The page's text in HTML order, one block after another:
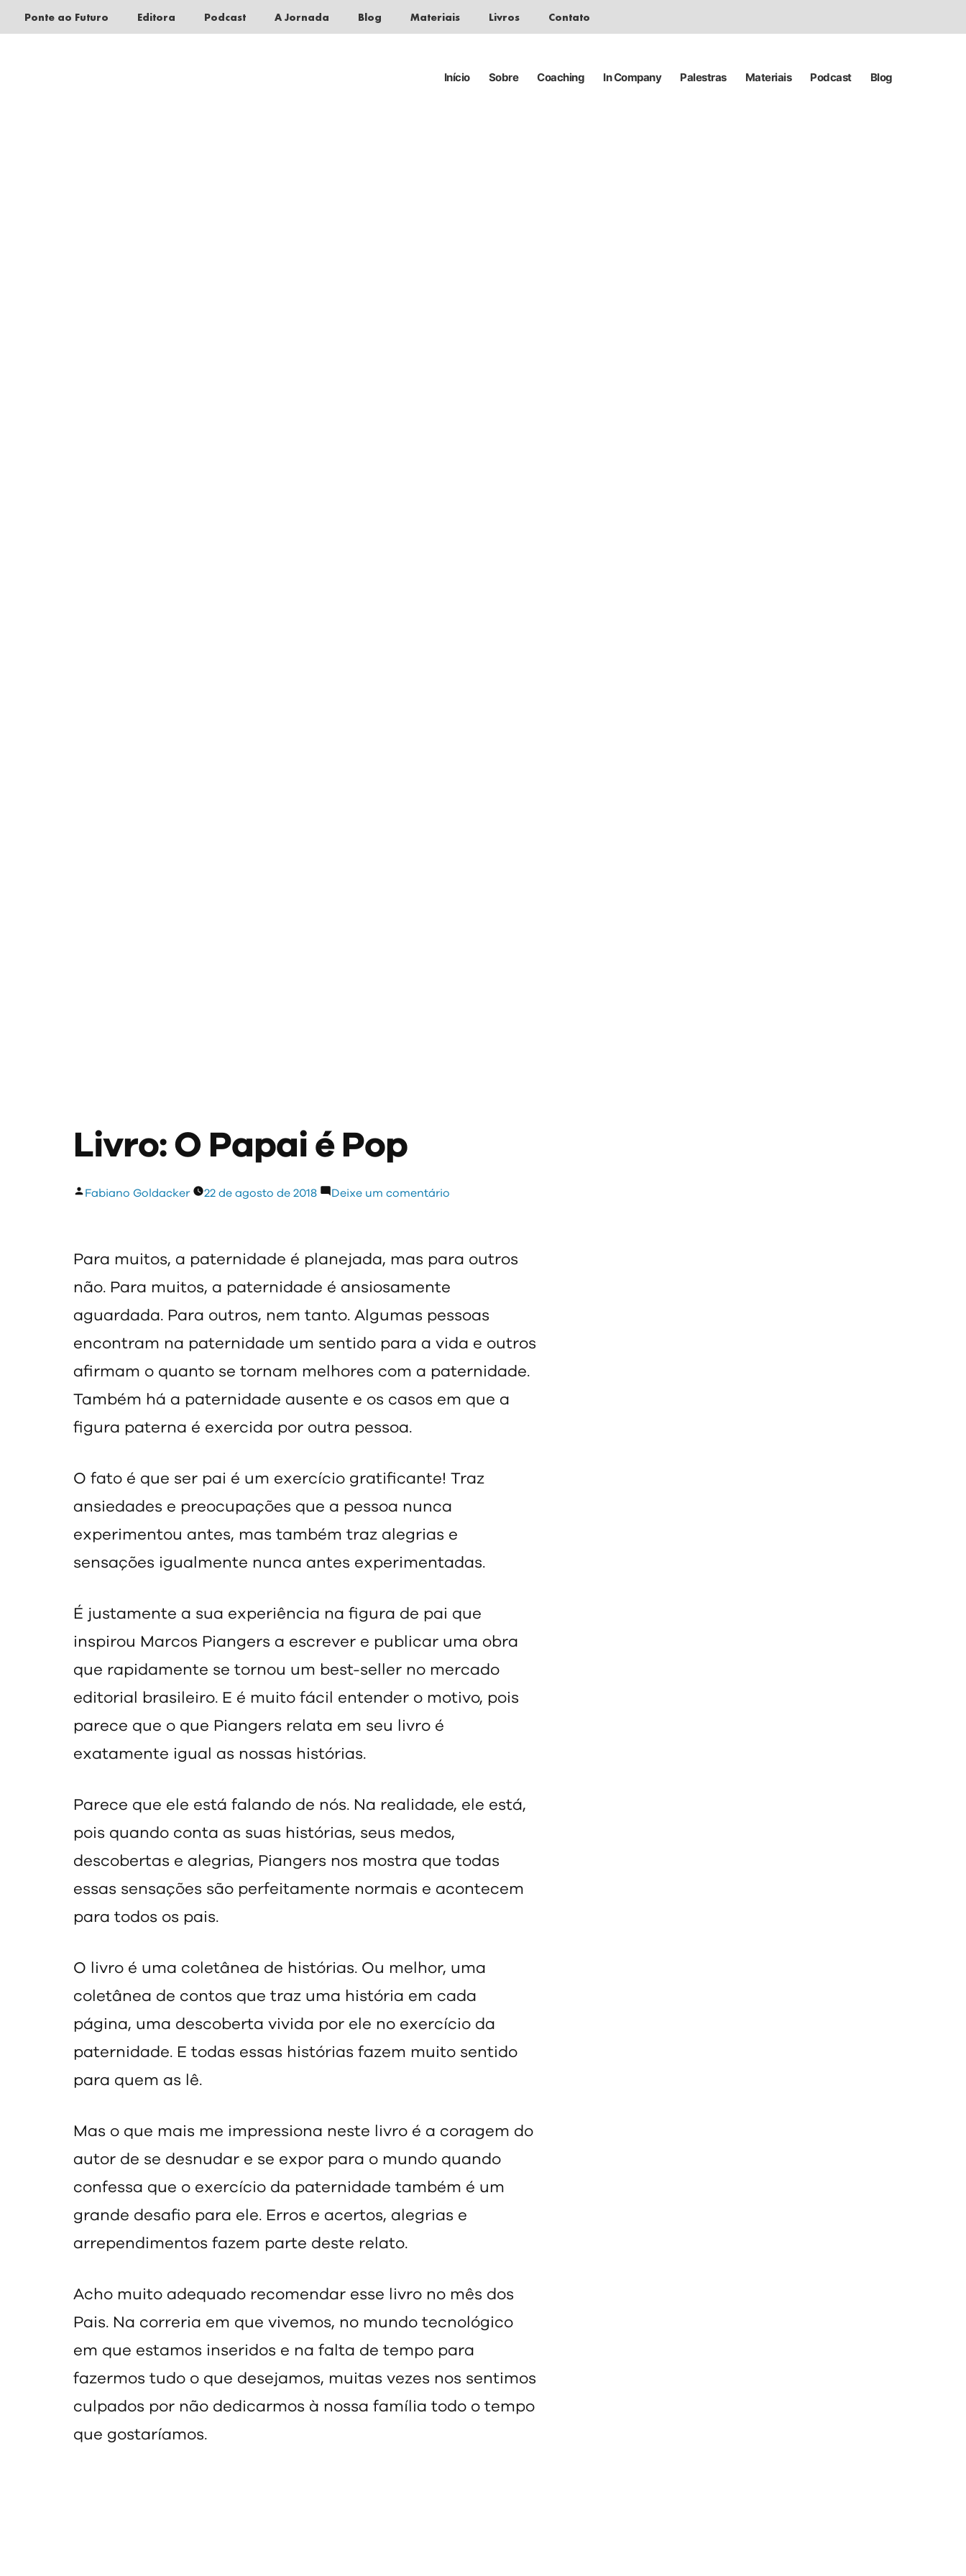
Ponte ao Futuro Editora Podcast A Jornada Blog Materiais Livros Contato
Início Sobre Coaching In Company Palestras Materiais Podcast Blog
Livro: O Papai é Pop
Publicado
Fabiano Goldacker 22 de agosto de 2018 Deixe um comentário
Pop
Para muitos, a paternidade é planejada, mas para outros
não. Para muitos, a paternidade é ansiosamente
aguardada. Para outros, nem tanto. Algumas pessoas
encontram na paternidade um sentido para a vida e outros
afirmam o quanto se tornam melhores com a paternidade.
Também há a paternidade ausente e os casos em que a
figura paterna é exercida por outra pessoa.
O fato é que ser pai é um exercício gratificante! Traz
ansiedades e preocupações que a pessoa nunca
experimentou antes, mas também traz alegrias e
sensações igualmente nunca antes experimentadas.
É justamente a sua experiência na figura de pai que
inspirou Marcos Piangers a escrever e publicar uma obra
que rapidamente se tornou um best-seller no mercado
editorial brasileiro. E é muito fácil entender o motivo, pois
parece que o que Piangers relata em seu livro é
exatamente igual as nossas histórias.
Parece que ele está falando de nós. Na realidade, ele está,
pois quando conta as suas histórias, seus medos,
descobertas e alegrias, Piangers nos mostra que todas
essas sensações são perfeitamente normais e acontecem
para todos os pais.
O livro é uma coletânea de histórias. Ou melhor, uma
coletânea de contos que traz uma história em cada
página, uma descoberta vivida por ele no exercício da
paternidade. E todas essas histórias fazem muito sentido
para quem as lê.
Mas o que mais me impressiona neste livro é a coragem do
autor de se desnudar e se expor para o mundo quando
confessa que o exercício da paternidade também é um
grande desafio para ele. Erros e acertos, alegrias e
arrependimentos fazem parte deste relato.
Acho muito adequado recomendar esse livro no mês dos
Pais. Na correria em que vivemos, no mundo tecnológico
em que estamos inseridos e na falta de tempo para
fazermos tudo o que desejamos, muitas vezes nos sentimos
culpados por não dedicarmos à nossa família todo o tempo
que gostaríamos.